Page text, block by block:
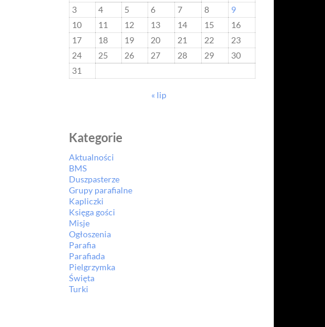
3
4 5 6 7 8
9
10
11 12 13 14 15
16
17
18 19 20 21 22
23
24
25 26 27 28 29
30
31
« lip
Kategorie
Aktualności
BMS
Duszpasterze
Grupy parafialne
Kapliczki
Księga gości
Misje
Ogłoszenia
Parafia
Parafiada
Pielgrzymka
Święta
Turki